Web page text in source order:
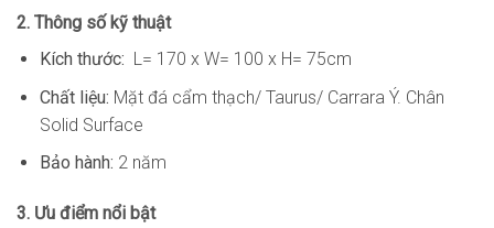
2. Thông số kỹ thuật
Kích thước: L= 170 x W= 100 x H= 75cm
Chất liệu: Mặt đá cẩm thạch/ Taurus/ Carrara Ý. Chân
Solid Surface
Bảo hành: 2 năm
3. Ưu điểm nổi bật